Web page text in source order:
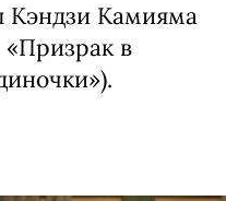
Видения —
Wars: Visions
премьера